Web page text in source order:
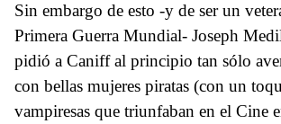
Sin embargo de esto -y de ser un
Primera Guerra Mundial- Joseph
pidió a Caniff al principio tan sólo
con bellas mujeres piratas (con un
vampiresas que triunfaban en el Cine